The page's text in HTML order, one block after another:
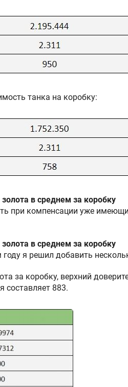
танка на коробку:
в среднем за коробку
при компенсации уже
в среднем за коробку
я решил добавить
за коробку, верхний
составляет 883.